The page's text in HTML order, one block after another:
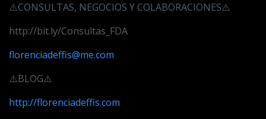
⚠️CONSULTAS, NEGOCIOS Y COLABORACIONES⚠️
http://bit.ly/Consultas_FDA
florenciadeffis@me.com
⚠️BLOG⚠️
http://florenciadeffis.com